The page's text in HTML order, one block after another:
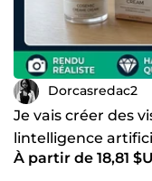
Dorcasredac2
Je vais créer des
lintelligence
À partir de 18,81